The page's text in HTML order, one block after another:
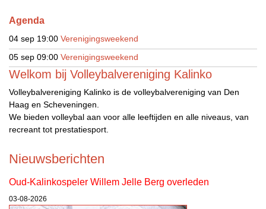
Agenda
04 sep 19:00 Verenigingsweekend
05 sep 09:00 Verenigingsweekend
Welkom bij Volleybalvereniging Kalinko
Volleybalvereniging Kalinko is de volleybalvereniging van Den
Haag en Scheveningen.
We bieden volleybal aan voor alle leeftijden en alle niveaus, van
recreant tot prestatiesport.
Nieuwsberichten
Oud-Kalinkospeler Willem Jelle Berg overleden
03-08-2026